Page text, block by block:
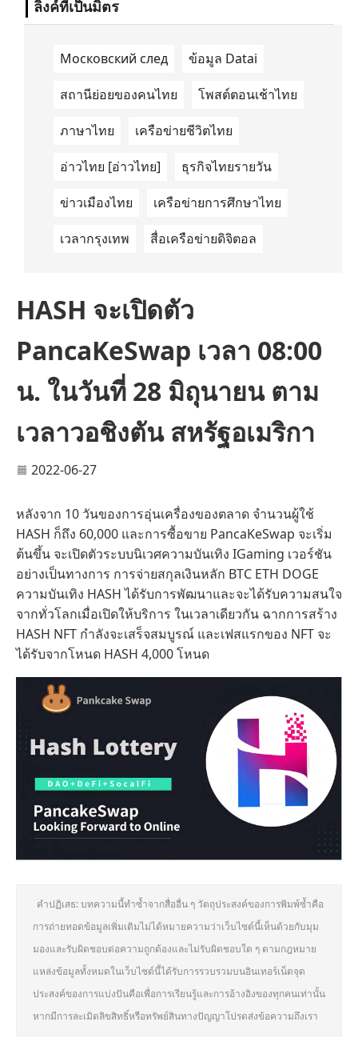
ลิงค์ที่เป็นมิตร
Московский след ข้อมูล Datai
สถานีย่อยของคนไทย โพสต์ตอนเช้าไทย
ภาษาไทย เครือข่ายชีวิตไทย
อ่าวไทย [อ่าวไทย] ธุรกิจไทยรายวัน
ข่าวเมืองไทย เครือข่ายการศึกษาไทย
เวลากรุงเทพ สื่อเครือข่ายดิจิตอล
HASH จะเปิดตัว
PancaKeSwap เวลา 08:00
น. ในวันที่ 28 มิถุนายน ตาม
เวลาวอชิงตัน สหรัฐอเมริกา
2022-06-27
หลังจาก 10 วันของการอุ่นเครื่องของตลาด จำนวนผู้ใช้
HASH ก็ถึง 60,000 และการซื้อขาย PancaKeSwap จะเริ่ม
ต้นขึ้น จะเปิดตัวระบบนิเวศความบันเทิง IGaming เวอร์ชัน
อย่างเป็นทางการ การจ่ายสกุลเงินหลัก BTC ETH DOGE
ความบันเทิง HASH ได้รับการพัฒนาและจะได้รับความสนใจ
จากทั่วโลกเมื่อเปิดให้บริการ ในเวลาเดียวกัน ฉากการสร้าง
HASH NFT กำลังจะเสร็จสมบูรณ์ และเฟสแรกของ NFT จะ
ได้รับจากโหนด HASH 4,000 โหนด
คำปฏิเสธ: บทความนี้ทำซ้ำจากสื่ออื่น ๆ วัตถุประสงค์ของการพิมพ์ซ้ำคือ
การถ่ายทอดข้อมูลเพิ่มเติมไม่ได้หมายความว่าเว็บไซต์นี้เห็นด้วยกับมุม
มองและรับผิดชอบต่อความถูกต้องและไม่รับผิดชอบใด ๆ ตามกฎหมาย
แหล่งข้อมูลทั้งหมดในเว็บไซต์นี้ได้รับการรวบรวมบนอินเทอร์เน็ตจุด
ประสงค์ของการแบ่งปันคือเพื่อการเรียนรู้และการอ้างอิงของทุกคนเท่านั้น
หากมีการละเมิดลิขสิทธิ์หรือทรัพย์สินทางปัญญาโปรดส่งข้อความถึงเรา